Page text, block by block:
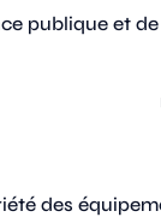
publique et
des